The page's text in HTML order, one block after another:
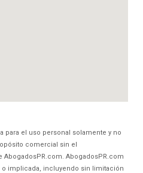
para el uso personal solamente y no
comercial sin el
AbogadosPR.com
o implicada, incluyendo sin limitación